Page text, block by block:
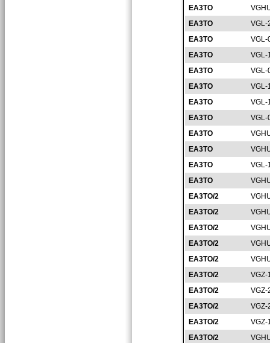
EA3TO
EA3TO
VGL-
EA3TO
VGL-
EA3TO
VGL-
EA3TO
VGL-
EA3TO
VGL-
EA3TO
VGL-
EA3TO
VGL-
EA3TO
EA3TO
EA3TO
VGL-
EA3TO
EA3TO/2
EA3TO/2
EA3TO/2
EA3TO/2
EA3TO/2
EA3TO/2
VGZ-
EA3TO/2
VGZ-
EA3TO/2
VGZ-
EA3TO/2
VGZ-
EA3TO/2